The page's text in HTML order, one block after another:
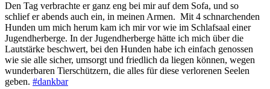
Den Tag verbrachte er ganz eng bei mir auf dem Sofa, und so
schlief er abends auch ein, in meinen Armen. Mit 4 schnarchenden
Hunden um mich herum kam ich mir vor wie im Schlafsaal einer
Jugendherberge. In der Jugendherberge hätte ich mich über die
Lautstärke beschwert, bei den Hunden habe ich einfach genossen
wie sie alle sicher, umsorgt und friedlich da liegen können, wegen
wunderbaren Tierschützern, die alles für diese verlorenen Seelen
geben. #dankbar